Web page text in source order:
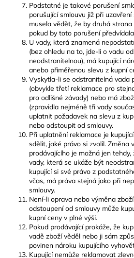
Podstatné je takové porušení
porušující smlouvu již při
musela vědět, že by druhá
pokud by toto porušení
U vady, která znamená
(bez ohledu na to, jde-li o vadu
neodstranitelnou), má kupující
anebo přiměřenou slevu z kupní
Vyskytla-li se odstranitelná vada
(obvykle třetí reklamace pro
pro odlišné závady) nebo má
(zpravidla nejméně tři vady
uplatnit požadavek na slevu z
nebo odstoupit od smlouvy.
Při uplatnění reklamace je
sdělit, jaké právo si zvolil. Změna
prodávajícího je možná jen
vady, která se ukáže být
kupující si své právo z
včas, má práva stejná jako při
smlouvy.
Není-li oprava nebo výměna
odstoupení od smlouvy může
kupní ceny v plné výši.
Pokud prodávající prokáže, že
vadě zboží věděl nebo ji sám
povinen nároku kupujícího
Kupující nemůže reklamovat